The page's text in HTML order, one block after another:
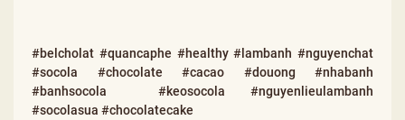
#belcholat #quancaphe #healthy #lambanh #nguyenchat
#socola #chocolate #cacao #douong #nhabanh
#banhsocola #keosocola #nguyenlieulambanh
#socolasua #chocolatecake